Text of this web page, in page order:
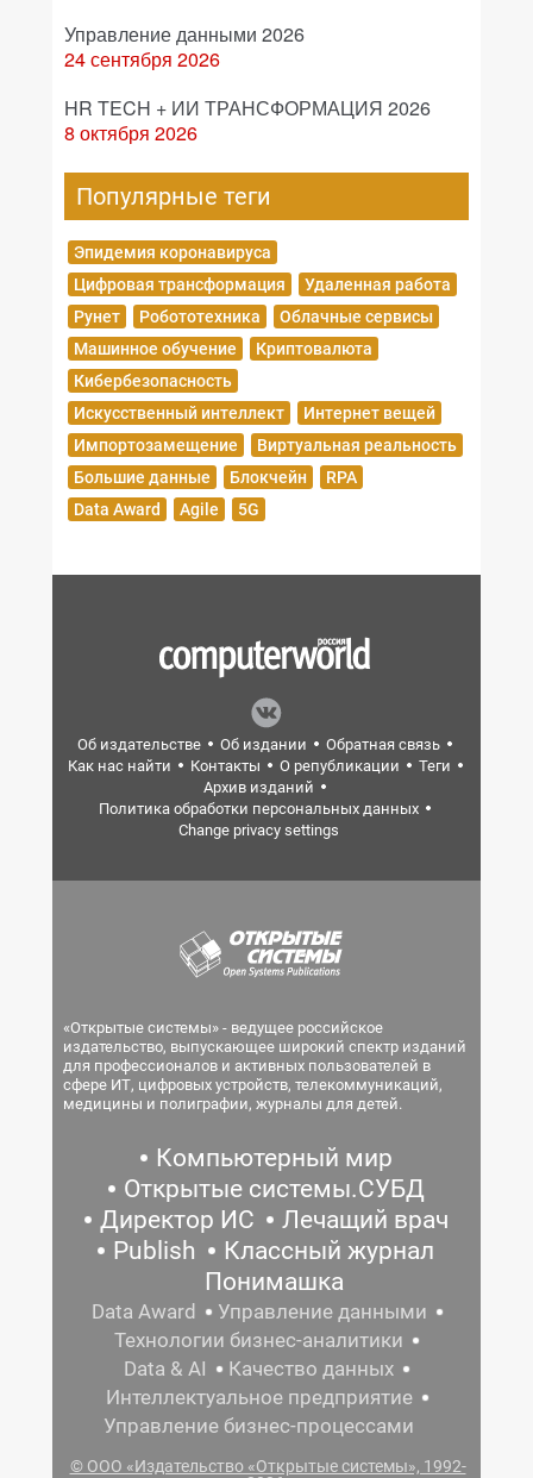
Управление данными 2026
24 сентября 2026
HR TECH + ИИ ТРАНСФОРМАЦИЯ 2026
8 октября 2026
Популярные теги
Эпидемия коронавируса
Цифровая трансформация
Удаленная работа
Рунет
Робототехника
Облачные сервисы
Машинное обучение
Криптовалюта
Кибербезопасность
Искусственный интеллект
Интернет вещей
Импортозамещение
Виртуальная реальность
Большие данные
Блокчейн
RPA
Data Award
Agile 5G
Об издательстве Об издании
Обратная связь
Как нас найти
Контакты О републикации
Теги
Архив изданий
Политика обработки персональных данных
Change privacy settings
«Открытые системы» - ведущее российское
издательство, выпускающее широкий спектр изданий
для профессионалов и активных пользователей в
сфере ИТ, цифровых устройств, телекоммуникаций,
медицины и полиграфии, журналы для детей.
Компьютерный мир
Открытые системы.СУБД
Директор ИС
Лечащий врач
Publish
Классный журнал
Понимашка
Data Award
Управление данными
Технологии бизнес-аналитики
Data & AI
Качество данных
Интеллектуальное предприятие
Управление бизнес-процессами
© ООО «Издательство «Открытые системы», 1992-